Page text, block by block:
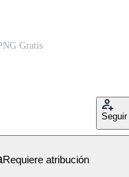
Gratis
Seguir
Requiere atribución